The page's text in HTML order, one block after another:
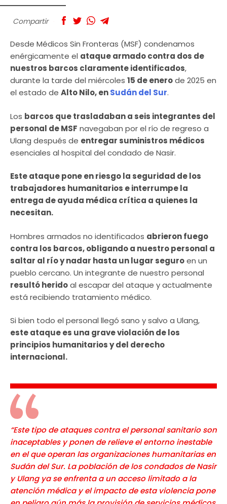
Compartir
Desde Médicos Sin Fronteras (MSF) condenamos
enérgicamente el ataque armado contra dos de
nuestros barcos claramente identificados,
durante la tarde del miércoles 15 de enerode 2025 en
el estado de Alto Nilo, enSudán del Sur.
Los barcos que trasladaban a seis integrantes del
personal de MSF navegaban por el río de regreso a
Ulang después de entregar suministros médicos
esenciales al hospital del condado de Nasir.
Este ataque pone en riesgo la seguridad de los
trabajadores humanitarios e interrumpe la
entrega de ayuda médica crítica a quienes la
necesitan.
Hombres armados no identificados abrieron fuego
contra los barcos, obligando a nuestro personal a
saltar al río y nadar hasta un lugar seguroen un
pueblo cercano. Un integrante de nuestro personal
resultó heridoal escapar del ataque y actualmente
está recibiendo tratamiento médico.
Si bien todo el personal llegó sano y salvo a Ulang,
este ataque es una grave violación de los
principios humanitarios y del derecho
internacional.
“Este tipo de ataques contra el personal sanitario son
inaceptables y ponen de relieve el entorno inestable
en el que operan las organizaciones humanitarias en
Sudán del Sur. La población de los condados de Nasir
y Ulang ya se enfrenta a un acceso limitado a la
atención médica y el impacto de esta violencia pone